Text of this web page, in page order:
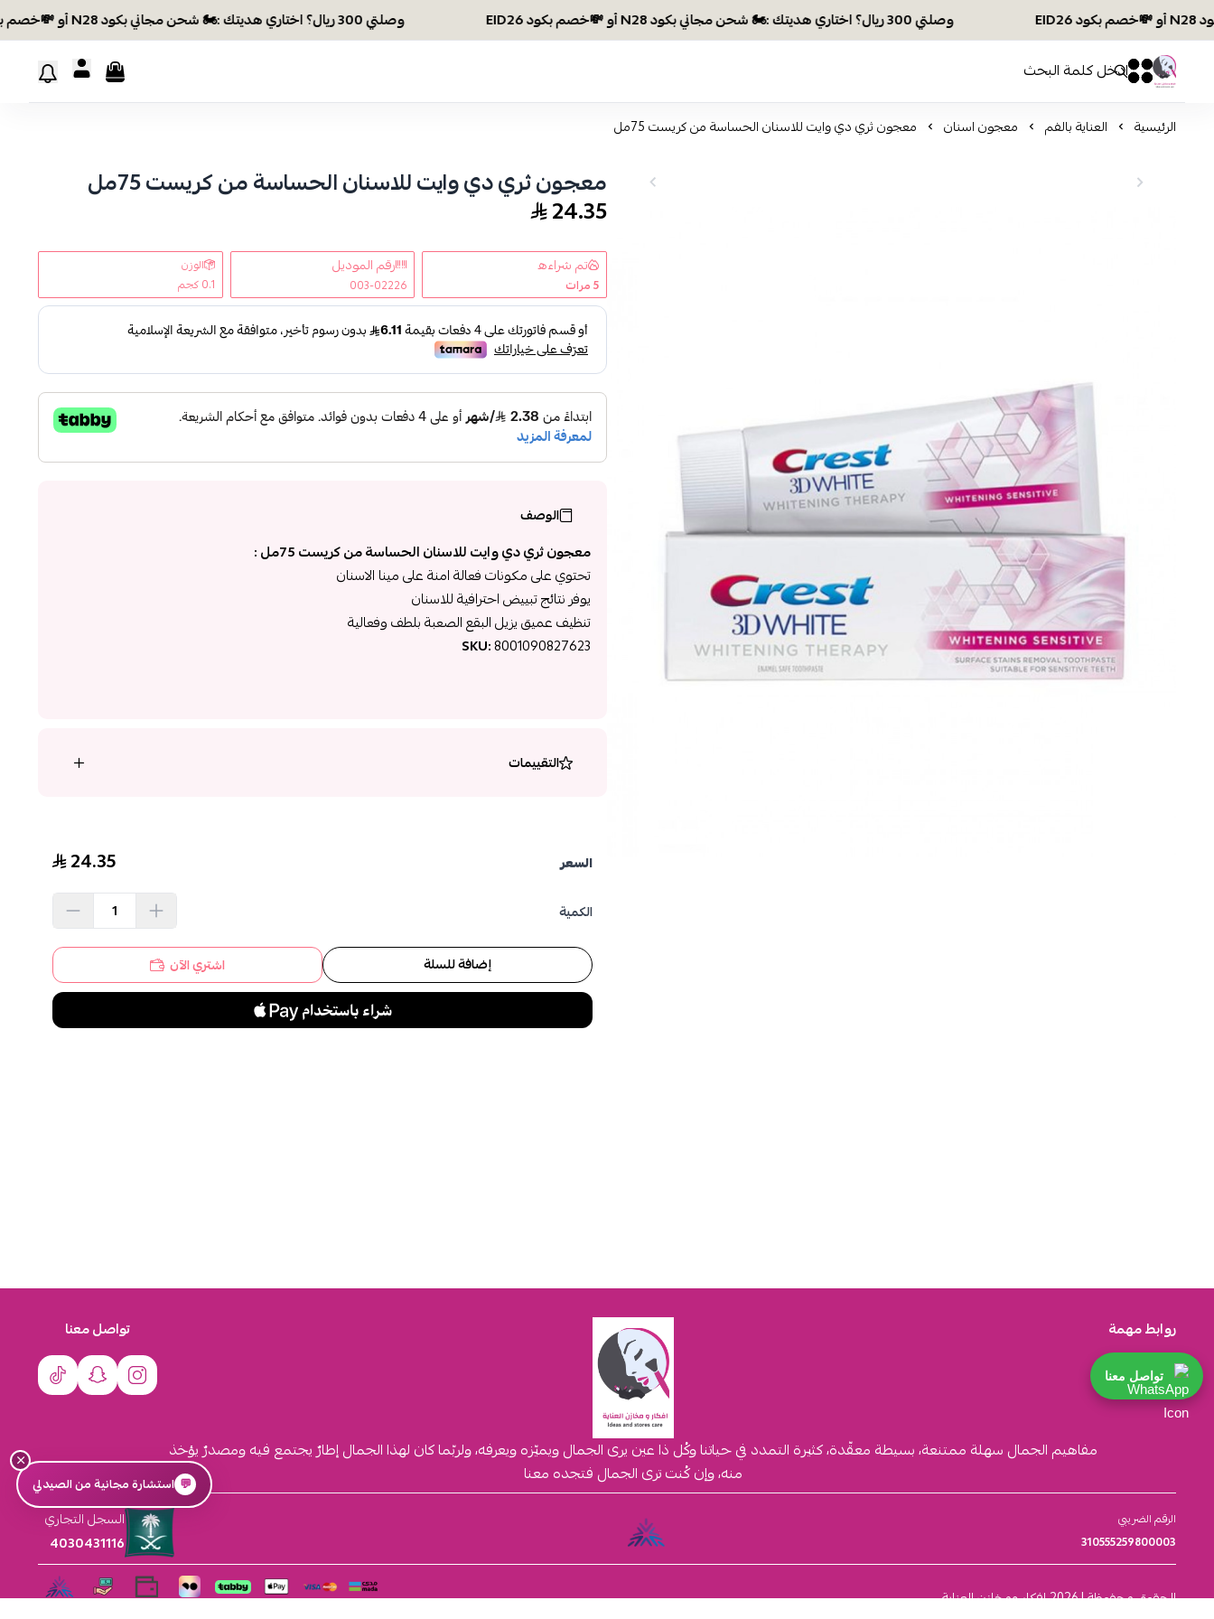
وصلتي 300 ريال؟ اختاري هديتك :🏍 شحن مجاني بكود N28 أو 💸خصم بكود EID26 وصلتي 300 ريال؟ اختاري هديتك :🏍 شحن مجاني بكود N28 أو 💸خصم بكود EID26
افكار ومخازن العناية
0 0
الرئيسية العناية بالفم معجون اسنان معجون ثري دي وايت للاسنان الحساسة من كريست 75مل
معجون ثري دي وايت للاسنان الحساسة من كريست 75مل
24.35
تم شراءه
5مرات
رقم الموديل
003-02226
الوزن
0.1 كجم
الوصف
معجون ثري دي وايت للاسنان الحساسة من كريست 75مل :
تحتوي على مكونات فعالة امنة على مينا الاسنان
يوفر نتائج تبييض احترافية للاسنان
تنظيف عميق يزيل البقع الصعبة بلطف وفعالية
SKU:8001090827623
التقييمات
السعر 24.35
الكمية
إضافة للسلة اشتري الآن
روابط مهمة
مفاهيم الجمال سهلة ممتنعة، بسيطة معقّدة، كثيرة التمدد في حياتنا وكُل ذا عين يرى الجمال ويميّزه ويعرفه، ولربّما كان لهذا الجمال إطارٌ يجتمع فيه ومصدرٌ يؤخذ
منه، وإن كُنت ترى الجمال فتجده معنا
تواصل معنا
الرقم الضريبي
310555259800003
السجل التجاري
4030431116
الحقوق محفوظة | 2026 افكار ومخازن العناية
×
💬 استشارة مجانية من الصيدلي
تواصل معنا